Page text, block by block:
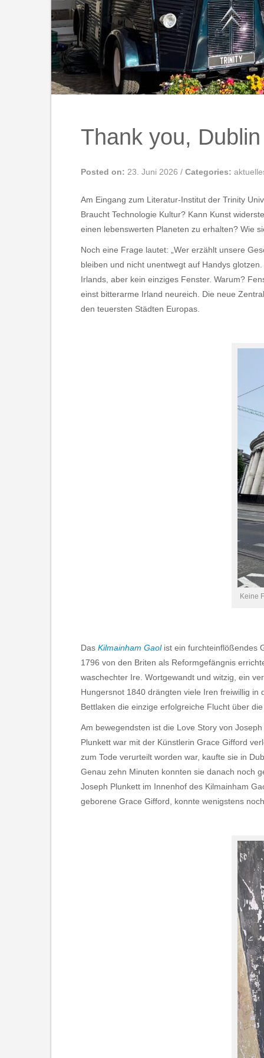
Thank you,
Posted on: 23. Juni 2026 / Categories:
Am Eingang zum Literatur-Institut der Trinity
Braucht Technologie Kultur? Kann Kunst
einen lebenswerten Planeten zu erhalten? Wie
Noch eine Frage lautet: „Wer erzählt unsere
bleiben und nicht unentwegt auf Handys
Irlands, aber kein einziges Fenster. Warum?
einst bitterarme Irland neureich. Die neue
den teuersten Städten Europas.
Keine
Das Kilmainham Gaol ist ein furchteinflößendes
1796 von den Briten als Reformgefängnis
waschechter Ire. Wortgewandt und witzig, ein
Hungersnot 1840 drängten viele Iren freiwillig
Bettlaken die einzige erfolgreiche Flucht über
Am bewegendsten ist die Love Story von
Plunkett war mit der Künstlerin Grace Gifford
zum Tode verurteilt worden war, kaufte sie in
Genau zehn Minuten konnten sie danach noch
Joseph Plunkett im Innenhof des Kilmainham
geborene Grace Gifford, konnte wenigstens